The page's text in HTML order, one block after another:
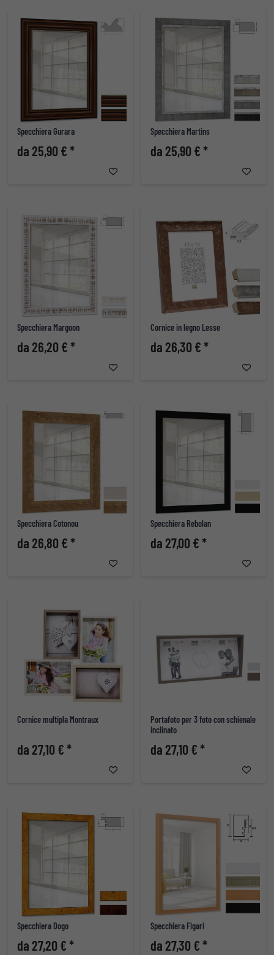
Specchiera Gurara
da 25,90 € *
Specchiera Martins
da 25,90 € *
Specchiera Margoon
da 26,20 € *
Cornice in legno Lesse
da 26,30 € *
Specchiera Cotonou
da 26,80 € *
Specchiera Rebolan
da 27,00 € *
Cornice multipla Montraux
da 27,10 € *
Portafoto per 3 foto con schienale
inclinato
da 27,10 € *
Specchiera Dogo
da 27,20 € *
Specchiera Figari
da 27,30 € *